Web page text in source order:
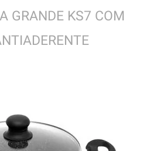
GRANDE KS7 COM